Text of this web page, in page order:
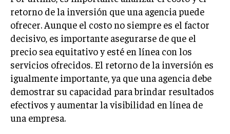
retorno de la inversión que una agencia puede
ofrecer. Aunque el costo no siempre es el factor
decisivo, es importante asegurarse de que el
precio sea equitativo y esté en línea con los
servicios ofrecidos. El retorno de la inversión es
igualmente importante, ya que una agencia debe
demostrar su capacidad para brindar resultados
efectivos y aumentar la visibilidad en línea de
una empresa.